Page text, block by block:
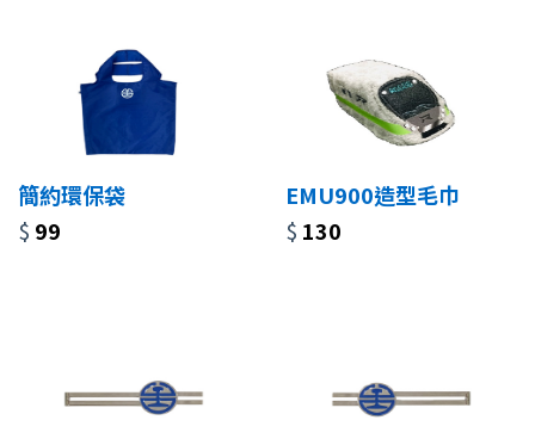
簡約環保袋
$ 99
EMU900造型毛巾
$ 130